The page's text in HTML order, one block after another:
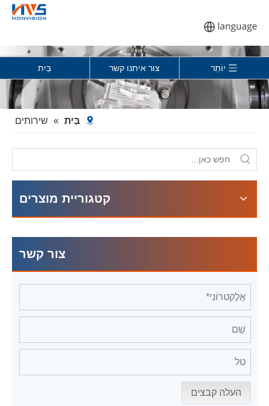
בַּיִת צור איתנו קשר יוֹתֵר
בַּיִת » שירותים
קטגוריית מוצרים
צור קשר
העלה קבצים